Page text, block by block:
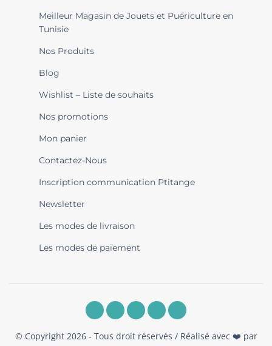
Meilleur Magasin de Jouets et Puériculture en
Tunisie
Nos Produits
Blog
Wishlist – Liste de souhaits
Nos promotions
Mon panier
Contactez-Nous
Inscription communication Ptitange
Newsletter
Les modes de livraison
Les modes de paiement
© Copyright 2026 - Tous droit réservés / Réalisé avec ❤️ par